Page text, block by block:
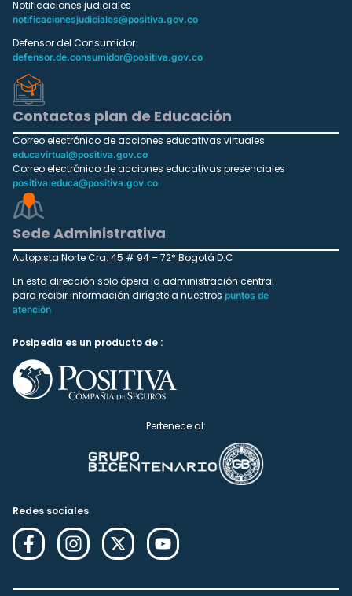
Notificaciones judiciales
notificacionesjudiciales@positiva.gov.co
Defensor del Consumidor
defensor.de.consumidor@positiva.gov.co
Contactos plan de Educación
Correo electrónico de acciones educativas virtuales
educavirtual@positiva.gov.co
Correo electrónico de acciones educativas presenciales
positiva.educa@positiva.gov.co
Sede Administrativa
Autopista Norte Cra. 45 # 94 – 72* Bogotá D.C
En esta dirección solo ópera la administración central
para recibir información dirígete a nuestros puntos de
atención
Posipedia es un producto de :
Pertenece al:
Redes sociales